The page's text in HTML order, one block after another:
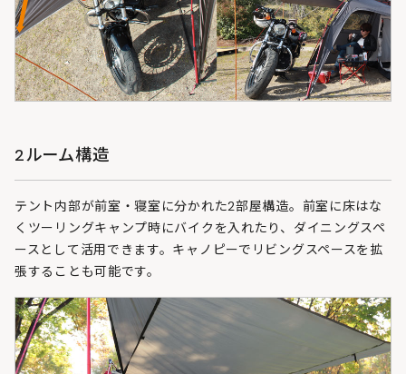
2ルーム構造
テント内部が前室・寝室に分かれた2部屋構造。前室に床はな
くツーリングキャンプ時にバイクを入れたり、ダイニングスペ
ースとして活用できます。キャノピーでリビングスペースを拡
張することも可能です。